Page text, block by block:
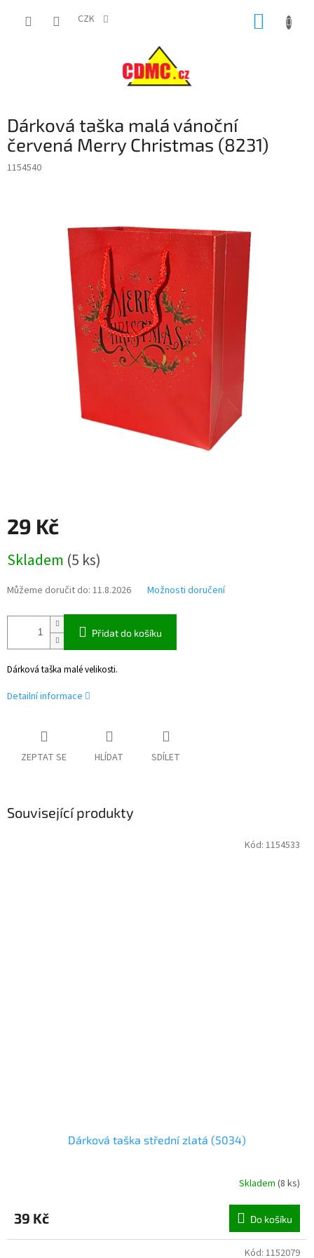
CZK
Dárková taška malá vánoční
červená Merry Christmas (8231)
1154540
29 Kč
cena:
Skladem (5 ks)
Můžeme doručit do: 11.8.2026 Možnosti doručení
Přidat do košíku
Dárková taška malé velikosti.
Detailní informace
ZEPTAT SE HLÍDAT SDÍLET
Související produkty
Dárková taška střední zlatá (5034)
Skladem (8 ks)
39 Kč Do košíku
Kód: 1154533
Kód: 1152079